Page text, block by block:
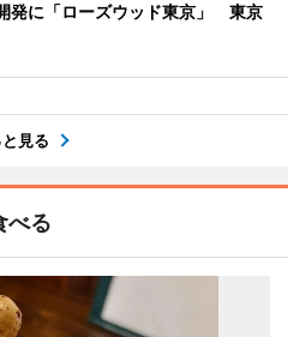
発に「ローズウッド東京」 東京
見る
べる